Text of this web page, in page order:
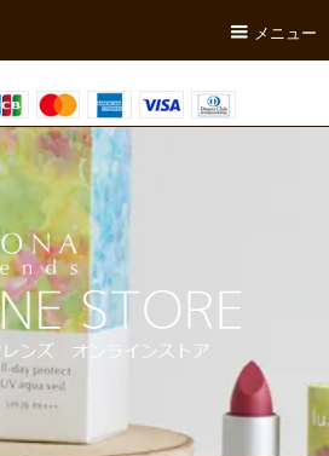
メニュー